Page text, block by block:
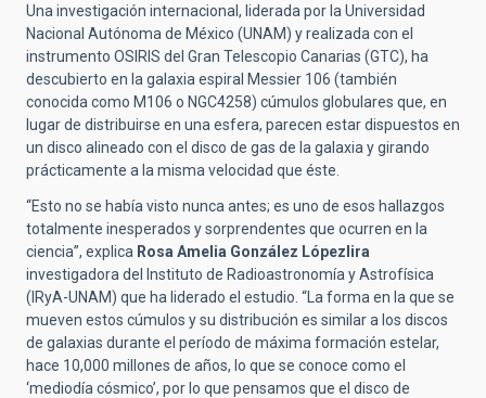
Una investigación internacional, liderada por la Universidad
Nacional Autónoma de México (UNAM) y realizada con el
instrumento OSIRIS del Gran Telescopio Canarias (GTC), ha
descubierto en la galaxia espiral Messier 106 (también
conocida como M106 o NGC4258) cúmulos globulares que, en
lugar de distribuirse en una esfera, parecen estar dispuestos en
un disco alineado con el disco de gas de la galaxia y girando
prácticamente a la misma velocidad que éste.
“Esto no se había visto nunca antes; es uno de esos hallazgos
totalmente inesperados y sorprendentes que ocurren en la
ciencia”, explica Rosa Amelia González Lópezlira
investigadora del Instituto de Radioastronomía y Astrofísica
(IRyA-UNAM) que ha liderado el estudio. “La forma en la que se
mueven estos cúmulos y su distribución es similar a los discos
de galaxias durante el período de máxima formación estelar,
hace 10,000 millones de años, lo que se conoce como el
‘mediodía cósmico’, por lo que pensamos que el disco de